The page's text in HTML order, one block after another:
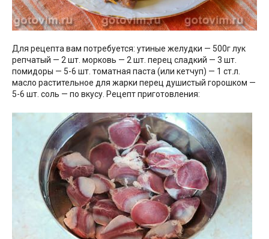
Для рецепта вам потребуется: утиные желудки — 500г лук
репчатый — 2 шт. морковь — 2 шт. перец сладкий — 3 шт.
помидоры — 5-6 шт. томатная паста (или кетчуп) — 1 ст.л.
масло растительное для жарки перец душистый горошком —
5-6 шт. соль — по вкусу. Рецепт приготовления: